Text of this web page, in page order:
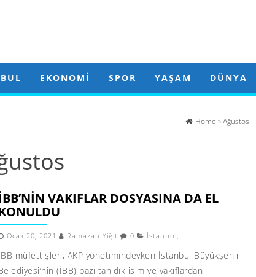
EKONOMI SPOR YAŞAM DÜNYA
Home »Ağustos
VAKIFLAR DOSYASINA DA EL
Ocak 20, 2021 Ramazan Yiğit 0 İstanbul,
müfettişleri, AKP yönetimindeyken İstanbul Büyükşehir
(İBB) bazı tanıdık isim ve vakıflardan